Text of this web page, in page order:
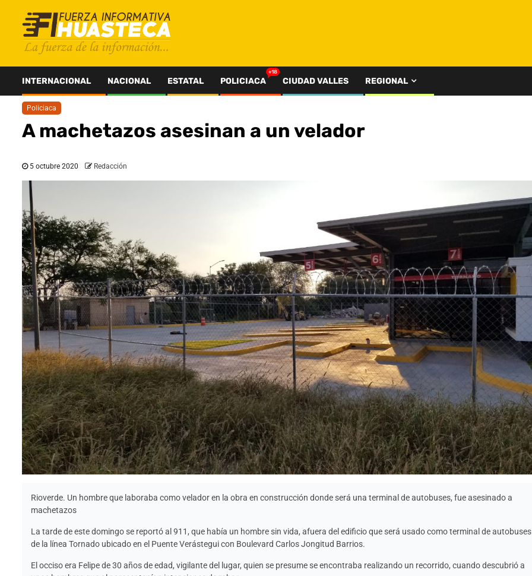
contenido
INTERNACIONAL NACIONAL ESTATAL POLICIACA
+18
CIUDAD VALLES REGIONAL
Policiaca
A machetazos asesinan a un velador
5 octubre 2020 Redacción
Rioverde. Un hombre que laboraba como velador en la obra en construcción donde será una terminal de autobuses, fue asesinado a
machetazos
La tarde de este domingo se reportó al 911, que había un hombre sin vida, afuera del edificio que será usado como terminal de autobuses
de la línea Tornado ubicado en el Puente Verástegui con Boulevard Carlos Jongitud Barrios.
El occiso era Felipe de 30 años de edad, vigilante del lugar, quien se presume se encontraba realizando un recorrido, cuando descubrió a